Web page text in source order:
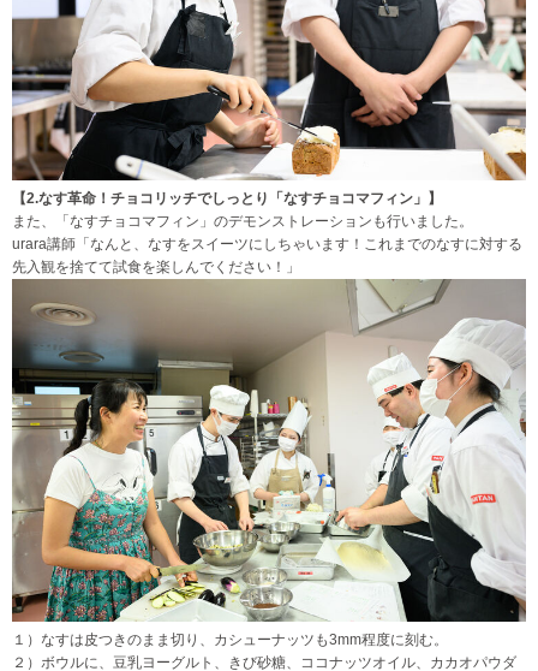
【2.なす革命！チョコリッチでしっとり「なすチョコマフィン」】
また、「なすチョコマフィン」のデモンストレーションも行いました。
urara講師「なんと、なすをスイーツにしちゃいます！これまでのなすに対する
先入観を捨てて試食を楽しんでください！」
１）なすは皮つきのまま切り、カシューナッツも3mm程度に刻む。
２）ボウルに、豆乳ヨーグルト、きび砂糖、ココナッツオイル、カカオパウダ